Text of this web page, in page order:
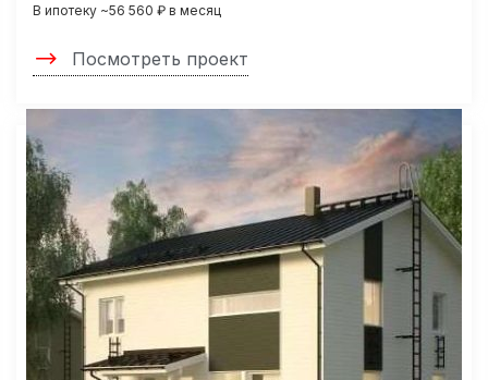
В ипотеку ~56 560 ₽ в месяц
Посмотреть проект